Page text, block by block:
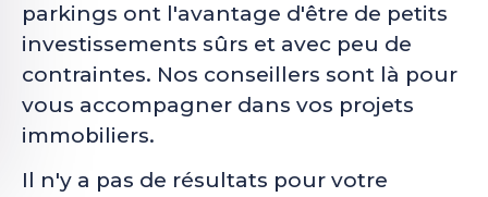
parkings ont l'avantage d'être de petits
investissements sûrs et avec peu de
contraintes. Nos conseillers sont là pour
vous accompagner dans vos projets
immobiliers.
Il n'y a pas de résultats pour votre